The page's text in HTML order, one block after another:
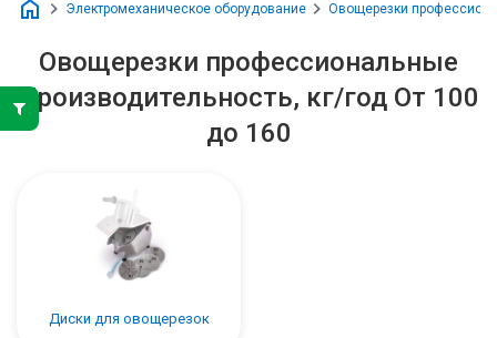
Электромеханическое оборудование Овощерезки
Овощерезки профессиональные
Производительность, кг/год От 100
до 160
Диски для овощерезок